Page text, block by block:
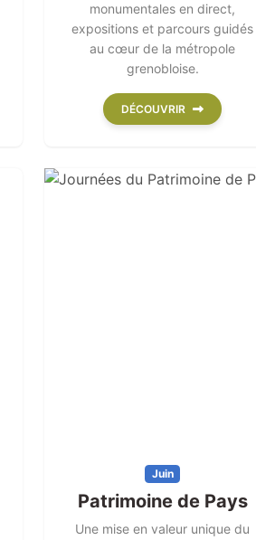
monumentales en direct,
expositions et parcours guidés
au cœur de la métropole
grenobloise.
DÉCOUVRIR
Juin
Patrimoine de Pays
Une mise en valeur unique du